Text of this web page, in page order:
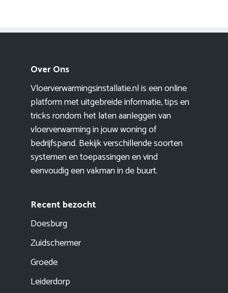
Over Ons
Vloerverwarmingsinstallatie.nl is een online
platform met uitgebreide informatie, tips en
tricks rondom het laten aanleggen van
vloerverwarming in jouw woning of
bedrijfspand. Bekijk verschillende soorten
systemen en toepassingen en vind
eenvoudig een vakman in de buurt.
Recent bezocht
Doesburg
Zuidschermer
Groede
Leiderdorp